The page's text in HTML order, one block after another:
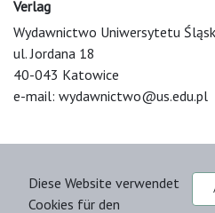
Verlag
Wydawnictwo Uniwersytetu
ul. Jordana 18
40-043 Katowice
e-mail: wydawnictwo@us.edu.pl
© 2025 Uniwersytet Śląski w
Support & Customization by
Diese Website verwendet
Cookies für den